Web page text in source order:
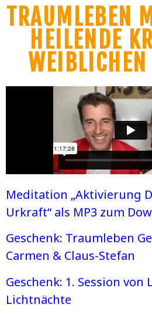
TRAUMLEBEN
HEILENDE
WEIBLICHEN
Meditation „Aktivierung
Urkraft“ als MP3 zum
Geschenk: Traumleben
Carmen & Claus-Stefan
Geschenk: 1. Session von
Lichtnächte